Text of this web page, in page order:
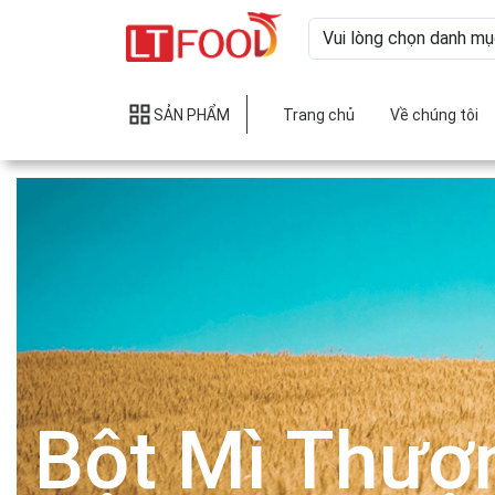
SẢN PHẨM Trang chủ Về chúng tôi
Bột Mì